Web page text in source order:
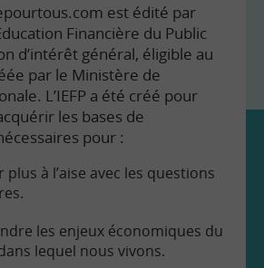
est édité par
Financière du Public
d’intérêt général, éligible au
par le Ministère de
L’IEFP a été créé pour
les bases de
pour :
plus à l’aise avec les questions
les enjeux économiques du
lequel nous vivons.